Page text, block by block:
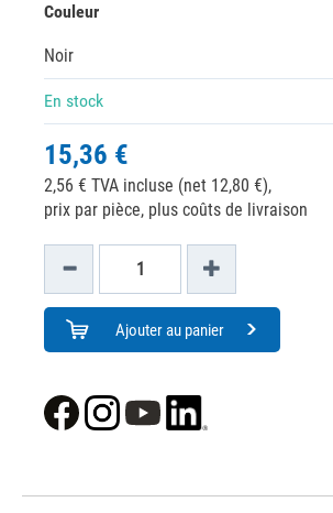
Couleur
Noir
En stock
15,36 €
2,56 € TVA incluse (net 12,80 €),
prix par pièce, plus coûts de livraison
Ajouter au panier